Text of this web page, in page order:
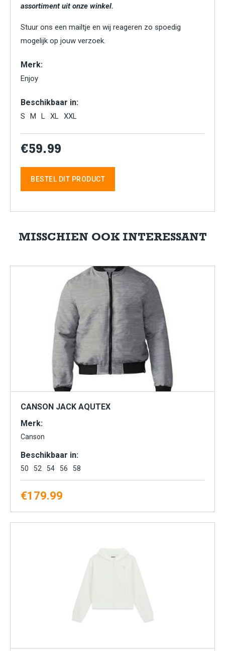
assortiment uit onze winkel.
Stuur ons een mailtje en wij reageren zo spoedig
mogelijk op jouw verzoek.
Merk:
Enjoy
Beschikbaar in:
S M L XL XXL
€59.99
BESTEL DIT PRODUCT
MISSCHIEN OOK INTERESSANT
CANSON JACK AQUTEX
Merk:
Canson
Beschikbaar in:
50 52 54 56 58
€179.99